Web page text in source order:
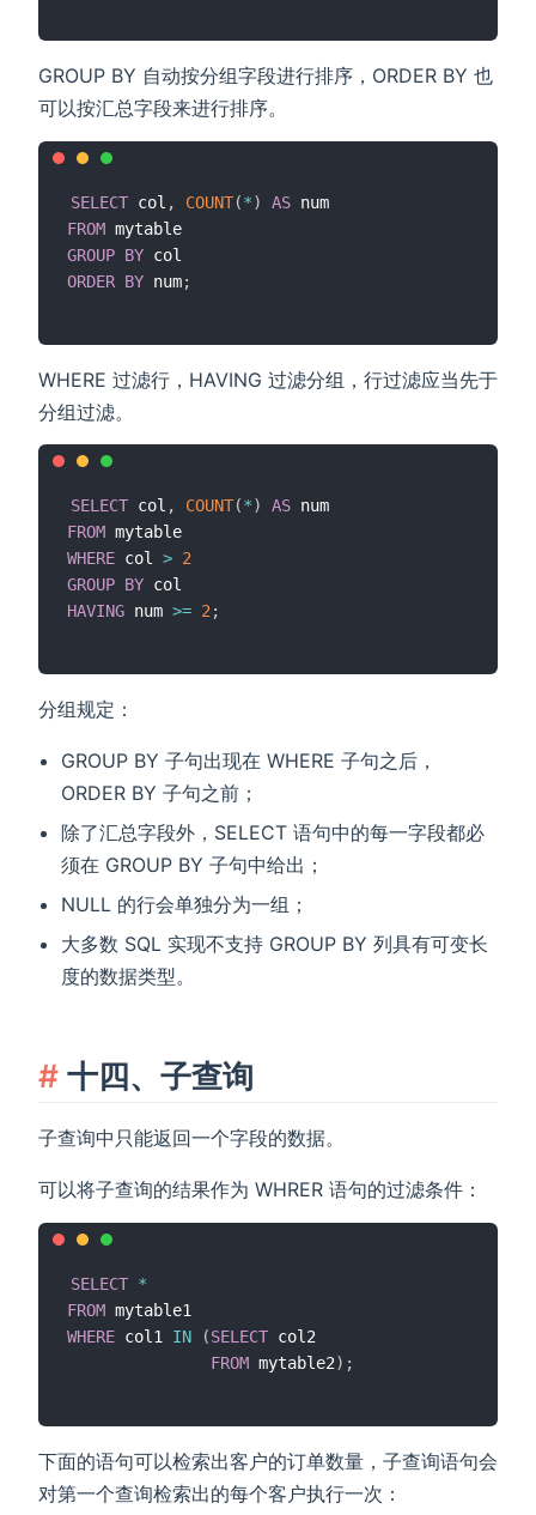
GROUP BY 自动按分组字段进行排序，ORDER BY 也
可以按汇总字段来进行排序。
SELECT col , COUNT(*) AS
FROM
GROUP BY
ORDER BY num;
WHERE 过滤行，HAVING 过滤分组，行过滤应当先于
分组过滤。
SELECT col , COUNT(*) AS
FROM
WHERE col > 2
GROUP BY
HAVING num >= 2;
分组规定：
GROUP BY 子句出现在 WHERE 子句之后，
ORDER BY 子句之前；
除了汇总字段外，SELECT 语句中的每一字段都必
须在 GROUP BY 子句中给出；
NULL 的行会单独分为一组；
大多数 SQL 实现不支持 GROUP BY 列具有可变长
度的数据类型。
十四、子查询
子查询中只能返回一个字段的数据。
可以将子查询的结果作为 WHRER 语句的过滤条件：
SELECT *
FROM
WHERE col1 IN (SELECT col2
FROM mytable2) ;
下面的语句可以检索出客户的订单数量，子查询语句会
对第一个查询检索出的每个客户执行一次：